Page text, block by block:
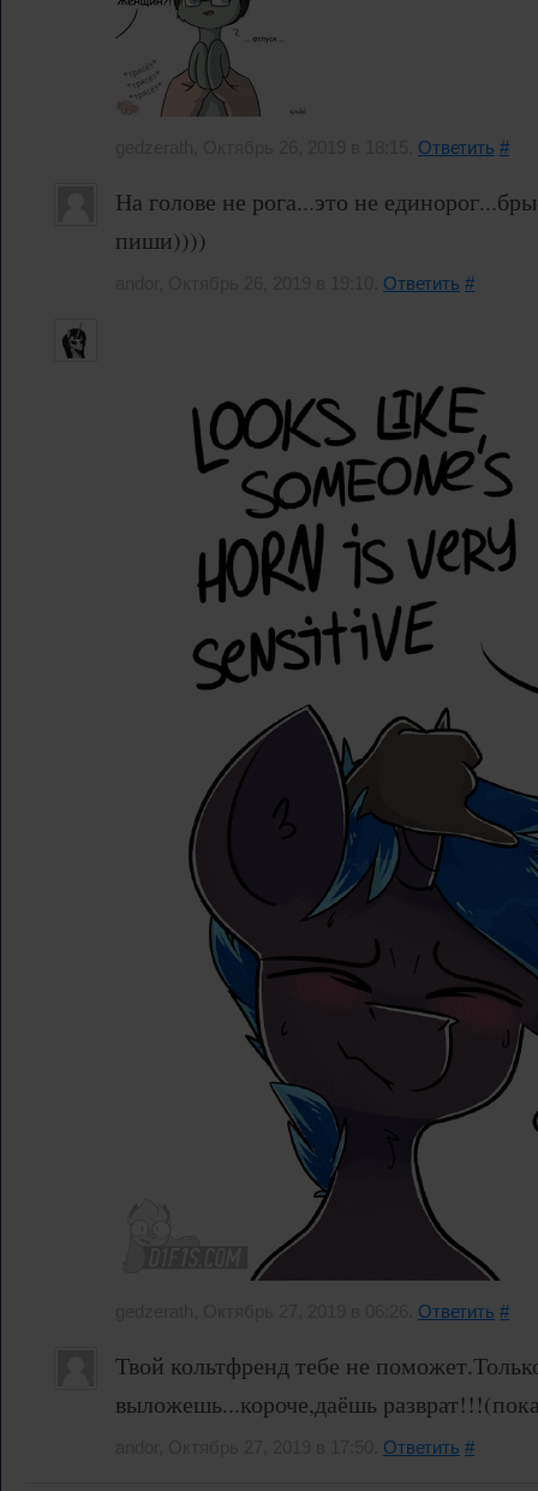
Ответить #
На голове не рога...это не
пиши))))
Ответить #
Ответить #
Твой кольтфренд тебе не
выложешь...короче,даёшь
Ответить #